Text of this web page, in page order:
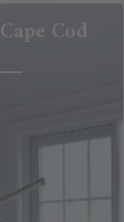
Cape Cod